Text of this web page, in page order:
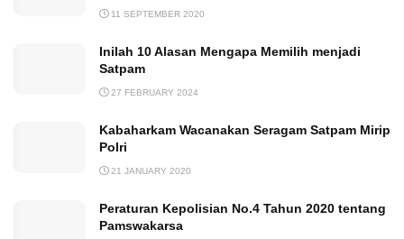
11 SEPTEMBER 2020
Inilah 10 Alasan Mengapa Memilih menjadi
Satpam
27 FEBRUARY 2024
Kabaharkam Wacanakan Seragam Satpam Mirip
Polri
21 JANUARY 2020
Peraturan Kepolisian No.4 Tahun 2020 tentang
Pamswakarsa